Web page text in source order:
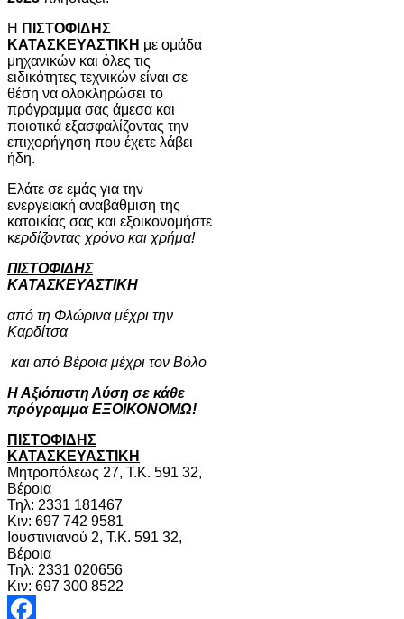
Η ΠΙΣΤΟΦΙΔΗΣ
ΚΑΤΑΣΚΕΥΑΣΤΙΚΗ με ομάδα
μηχανικών και όλες τις
ειδικότητες τεχνικών είναι σε
θέση να ολοκληρώσει το
πρόγραμμα σας άμεσα και
ποιοτικά εξασφαλίζοντας την
επιχορήγηση που έχετε λάβει
ήδη.
Ελάτε σε εμάς για την
ενεργειακή αναβάθμιση της
κατοικίας σας και εξοικονομήστε
κερδίζοντας χρόνο και χρήμα!
ΠΙΣΤΟΦΙΔΗΣ
ΚΑΤΑΣΚΕΥΑΣΤΙΚΗ
από τη Φλώρινα μέχρι την
Καρδίτσα
και από Βέροια μέχρι τον Βόλο
Η Αξιόπιστη Λύση σε κάθε
πρόγραμμα ΕΞΟΙΚΟΝΟΜΩ!
ΠΙΣΤΟΦΙΔΗΣ
ΚΑΤΑΣΚΕΥΑΣΤΙΚΗ
Μητροπόλεως 27, Τ.Κ. 591 32,
Βέροια
Τηλ: 2331 181467
Κιν: 697 742 9581
Ιουστινιανού 2, Τ.Κ. 591 32,
Βέροια
Τηλ: 2331 020656
Κιν: 697 300 8522